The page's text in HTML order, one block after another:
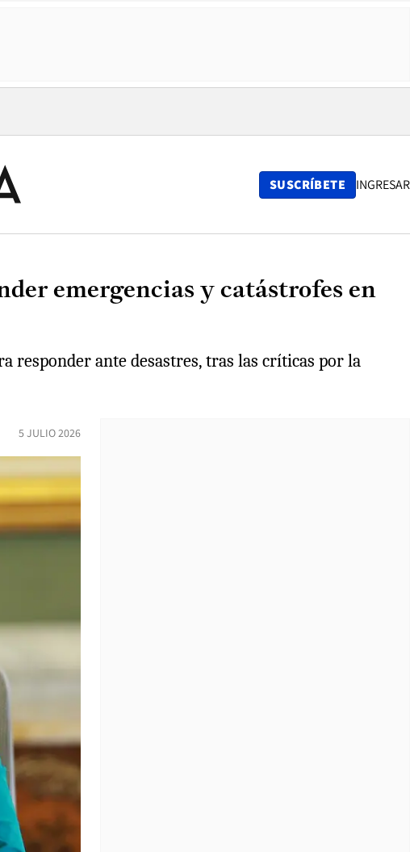
SUSCRÍBETE INGRESAR
emergencias y catástrofes en
responder ante desastres, tras las críticas por la
5 JULIO 2026